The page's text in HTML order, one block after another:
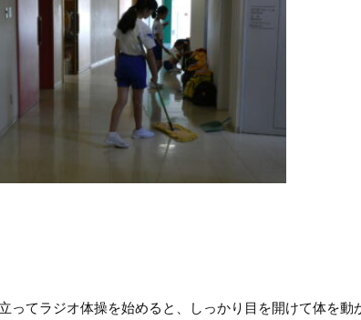
ってラジオ体操を始めると、しっかり目を開けて体を動